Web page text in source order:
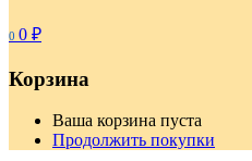
0 0 ₽
Корзина
Ваша корзина пуста
Продолжить покупки